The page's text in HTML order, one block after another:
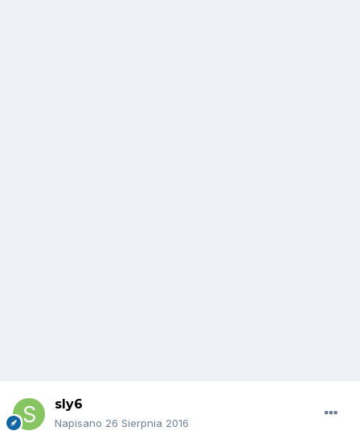
sly6
Napisano 26 Sierpnia 2016